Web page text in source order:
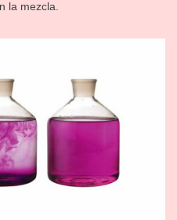
la mezcla.